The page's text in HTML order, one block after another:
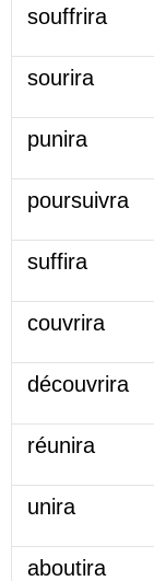
souffrira
sourira
punira
poursuivra
suffira
couvrira
découvrira
réunira
unira
aboutira